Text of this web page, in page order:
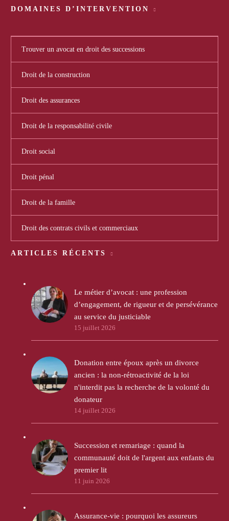
DOMAINES D’INTERVENTION
Trouver un avocat en droit des successions
Droit de la construction
Droit des assurances
Droit de la responsabilité civile
Droit social
Droit pénal
Droit de la famille
Droit des contrats civils et commerciaux
ARTICLES RÉCENTS
Le métier d’avocat : une profession
d’engagement, de rigueur et de persévérance
au service du justiciable
15 juillet 2026
Donation entre époux après un divorce
ancien : la non-rétroactivité de la loi
n'interdit pas la recherche de la volonté du
donateur
14 juillet 2026
Succession et remariage : quand la
communauté doit de l'argent aux enfants du
premier lit
11 juin 2026
Assurance-vie : pourquoi les assureurs